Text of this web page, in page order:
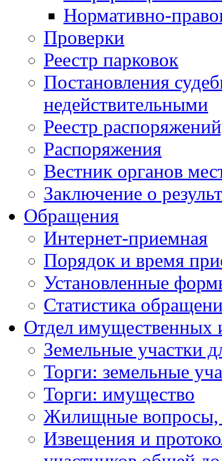
Нормативно-
Проверки
Реестр парковок
Постановления
недействительными
Реестр
Распоряжения
Вестник органов
Заключение о
Обращения
Интернет-приемная
Порядок и время
Установленные
Статистика
Отдел имущественных
Земельные участки
Торги: земельные
Торги: имущество
Жилищные вопросы,
Извещения и